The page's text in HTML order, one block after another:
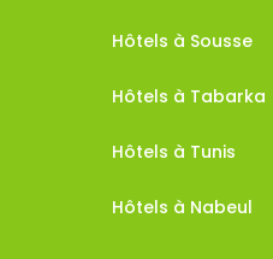
Hôtels à Sousse
Hôtels à Tabarka
Hôtels à Tunis
Hôtels à Nabeul